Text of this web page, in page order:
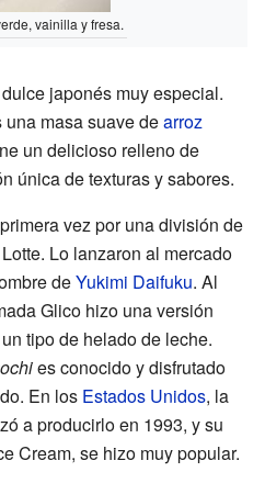
vainilla y fresa.
japonés muy especial.
una masa suave dearroz
un delicioso relleno de
única de texturas y sabores.
vez por una división de
Lo lanzaron al mercado
deYukimi Daifuku. Al
Glico hizo una versión
tipo de helado de leche.
es conocido y disfrutado
En los Estados Unidos, la
a producirlo en 1993, y su
Cream, se hizo muy popular.